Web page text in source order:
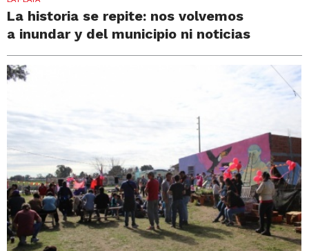
La historia se repite: nos volvemos
a inundar y del municipio ni noticias